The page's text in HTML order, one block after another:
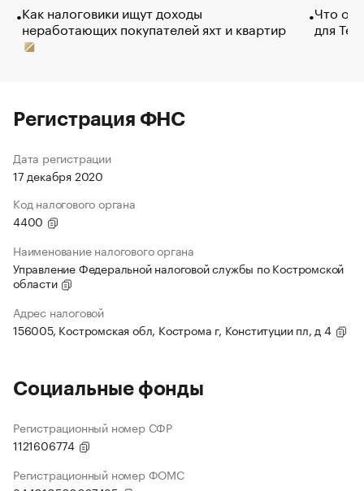
Как налоговики ищут доходы
неработающих покупателей яхт и квартир
Что
для
Регистрация ФНС
Дата регистрации
17 декабря 2020
Код налогового органа
4400
Наименование налогового органа
Управление Федеральной налоговой службы по Костромской
области
Адрес налоговой
156005, Костромская обл, Кострома г, Конституции пл, д 4
Социальные фонды
Регистрационный номер СФР
1121606774
Регистрационный номер ФОМС